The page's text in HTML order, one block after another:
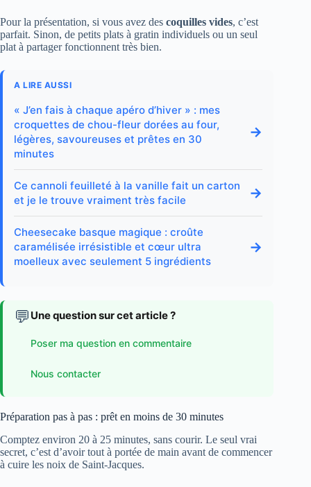
Pour la présentation, si vous avez des coquilles vides, c’est
parfait. Sinon, de petits plats à gratin individuels ou un seul
plat à partager fonctionnent très bien.
A LIRE AUSSI
« J’en fais à chaque apéro d’hiver » : mes
croquettes de chou-fleur dorées au four,
légères, savoureuses et prêtes en 30
minutes
→
Ce cannoli feuilleté à la vanille fait un carton
et je le trouve vraiment très facile
→
Cheesecake basque magique : croûte
caramélisée irrésistible et cœur ultra
moelleux avec seulement 5 ingrédients
→
💬 Une question sur cet article ?
Poser ma question en commentaire
Nous contacter
Préparation pas à pas : prêt en moins de 30 minutes
Comptez environ 20 à 25 minutes, sans courir. Le seul vrai
secret, c’est d’avoir tout à portée de main avant de commencer
à cuire les noix de Saint-Jacques.